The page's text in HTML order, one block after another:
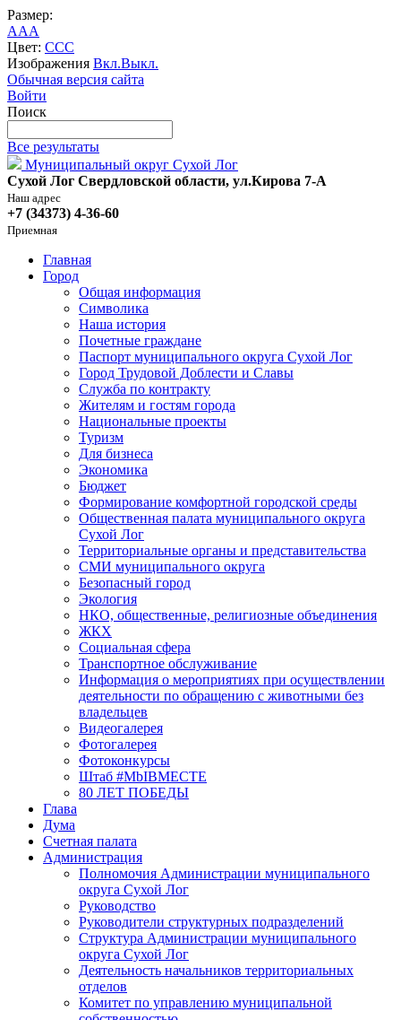
Размер:
AAA
Цвет: CCC
Изображения Вкл.Выкл.
Обычная версия сайта
Войти
Поиск
Все результаты
Муниципальный округ Сухой Лог
Сухой Лог Свердловской области, ул.Кирова 7-А
Наш адрес
+7 (34373) 4-36-60
Приемная
Главная
Город
Общая информация
Символика
Наша история
Почетные граждане
Паспорт муниципального округа Сухой Лог
Город Трудовой Доблести и Славы
Служба по контракту
Жителям и гостям города
Национальные проекты
Туризм
Для бизнеса
Экономика
Бюджет
Формирование комфортной городской среды
Общественная палата муниципального округа
Сухой Лог
Территориальные органы и представительства
СМИ муниципального округа
Безопасный город
Экология
НКО, общественные, религиозные объединения
ЖКХ
Социальная сфера
Транспортное обслуживание
Информация о мероприятиях при осуществлении
деятельности по обращению с животными без
владельцев
Видеогалерея
Фотогалерея
Фотоконкурсы
Штаб #MbIBMECTE
80 ЛЕТ ПОБЕДЫ
Глава
Дума
Счетная палата
Администрация
Полномочия Администрации муниципального
округа Сухой Лог
Руководство
Руководители структурных подразделений
Структура Администрации муниципального
округа Сухой Лог
Деятельность начальников территориальных
отделов
Комитет по управлению муниципальной